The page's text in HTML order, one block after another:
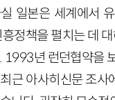
일본은 세계에서
정책을 펼치는 데
1993년 런던협약을
근 아사히신문 조사